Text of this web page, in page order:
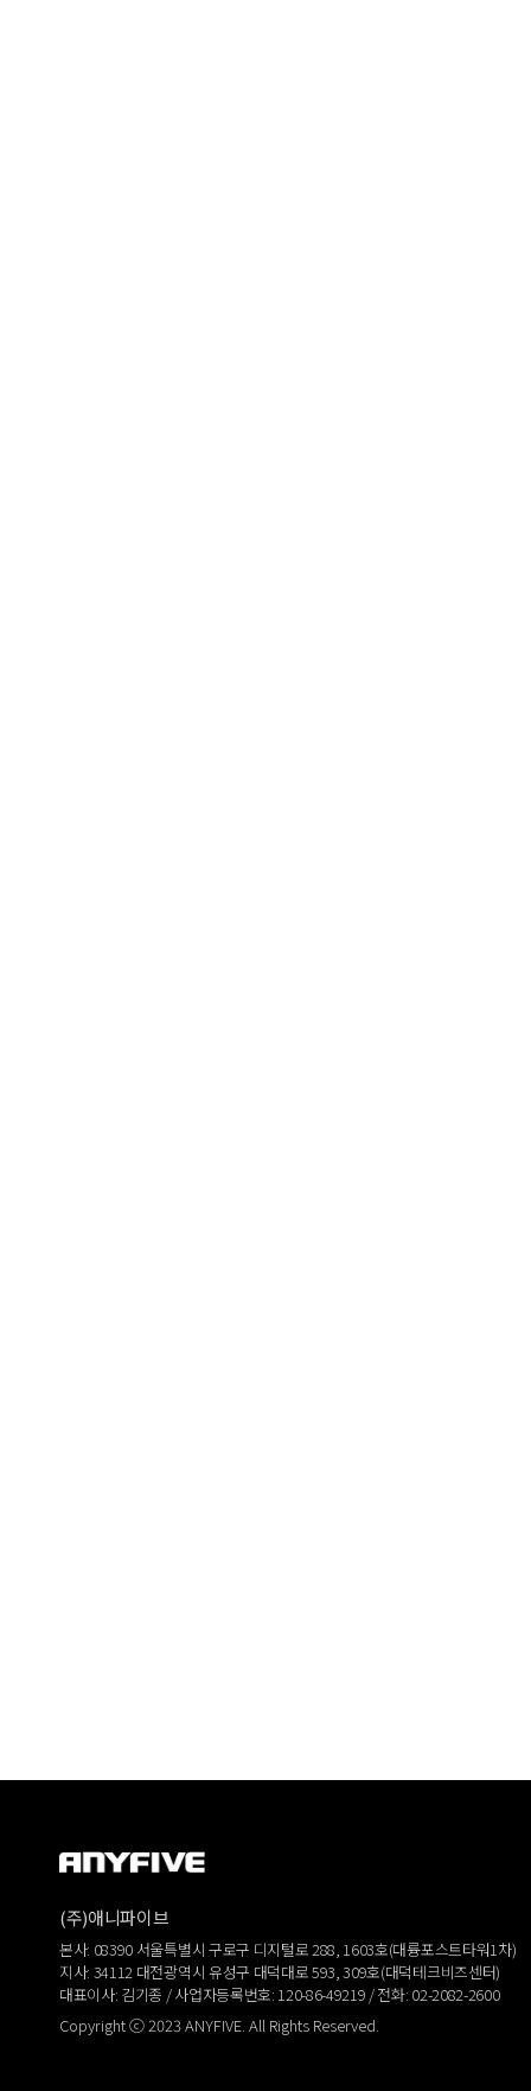
(주)애니파이브
본사: 08390 서울특별시 구로구 디지털로 288, 1603호(대륭포스트타워1차)
지사: 34112 대전광역시 유성구 대덕대로 593, 309호(대덕테크비즈센터)
대표이사: 김기종 / 사업자등록번호: 120-86-49219 / 전화: 02-2082-2600
Copyright ⓒ 2023 ANYFIVE. All Rights Reserved.